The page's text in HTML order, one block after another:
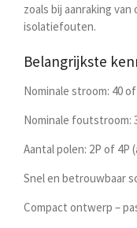
zoals bij aanraking
isolatiefouten.
Belangrijkste
Nominale stroom: 40
Nominale foutstroom:
Aantal polen: 2P of 4P
Snel en betrouwbaar
Compact ontwerp –